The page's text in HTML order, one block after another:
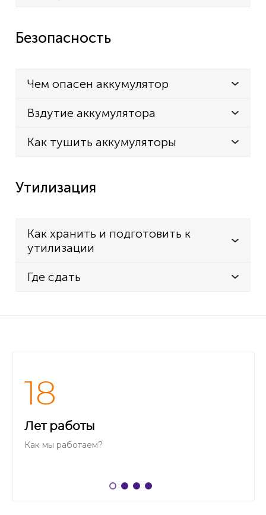
Безопасность
Чем опасен аккумулятор
Вздутие аккумулятора
Как тушить аккумуляторы
Утилизация
Как хранить и подготовить к
утилизации
Где сдать
18
Лет работы
Как мы работаем?